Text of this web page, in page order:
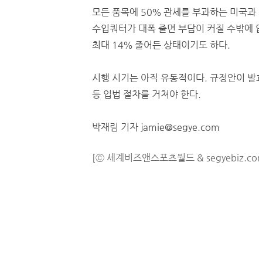
모든 품목에 50％ 관세를 부과하는 미국
수입쿼터가 대폭 줄면 부담이 커질 수밖
최대 14％ 줄어든 상태이기도 하다.
시행 시기는 아직 유동적이다. 규정안이
등 입법 절차를 거쳐야 한다.
박재림 기자 jamie@segye.com
[ⓒ 세계비즈앤스포츠월드 &